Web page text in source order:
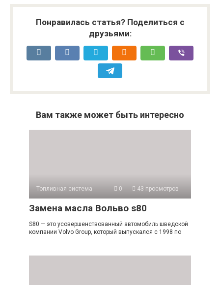
Понравилась статья? Поделиться с
друзьями:
Вам также может быть интересно
Топливная система 0 43 просмотров
Замена масла Вольво s80
S80 — это усовершенствованный автомобиль шведской
компании Volvo Group, который выпускался с 1998 по